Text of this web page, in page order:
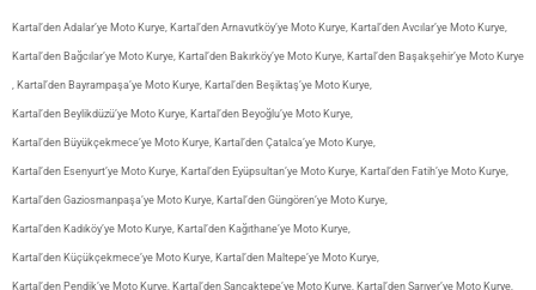
Kartal’den Adalar’ye Moto Kurye, Kartal’den Arnavutköy’ye Moto Kurye, Kartal’den Avcılar’ye Moto Kurye,
Kartal’den Bağcılar’ye Moto Kurye, Kartal’den Bakırköy’ye Moto Kurye, Kartal’den Başakşehir’ye Moto Kurye
, Kartal’den Bayrampaşa’ye Moto Kurye, Kartal’den Beşiktaş’ye Moto Kurye,
Kartal’den Beylikdüzü’ye Moto Kurye, Kartal’den Beyoğlu’ye Moto Kurye,
Kartal’den Büyükçekmece’ye Moto Kurye, Kartal’den Çatalca’ye Moto Kurye,
Kartal’den Esenyurt’ye Moto Kurye, Kartal’den Eyüpsultan’ye Moto Kurye, Kartal’den Fatih’ye Moto Kurye,
Kartal’den Gaziosmanpaşa’ye Moto Kurye, Kartal’den Güngören’ye Moto Kurye,
Kartal’den Kadıköy’ye Moto Kurye, Kartal’den Kağıthane’ye Moto Kurye,
Kartal’den Küçükçekmece’ye Moto Kurye, Kartal’den Maltepe’ye Moto Kurye,
Kartal’den Pendik’ye Moto Kurye, Kartal’den Sancaktepe’ye Moto Kurye, Kartal’den Sarıyer’ye Moto Kurye,